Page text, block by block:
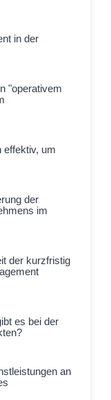
in der
"operativem
effektiv, um
der
im
der kurzfristig
es bei der
an